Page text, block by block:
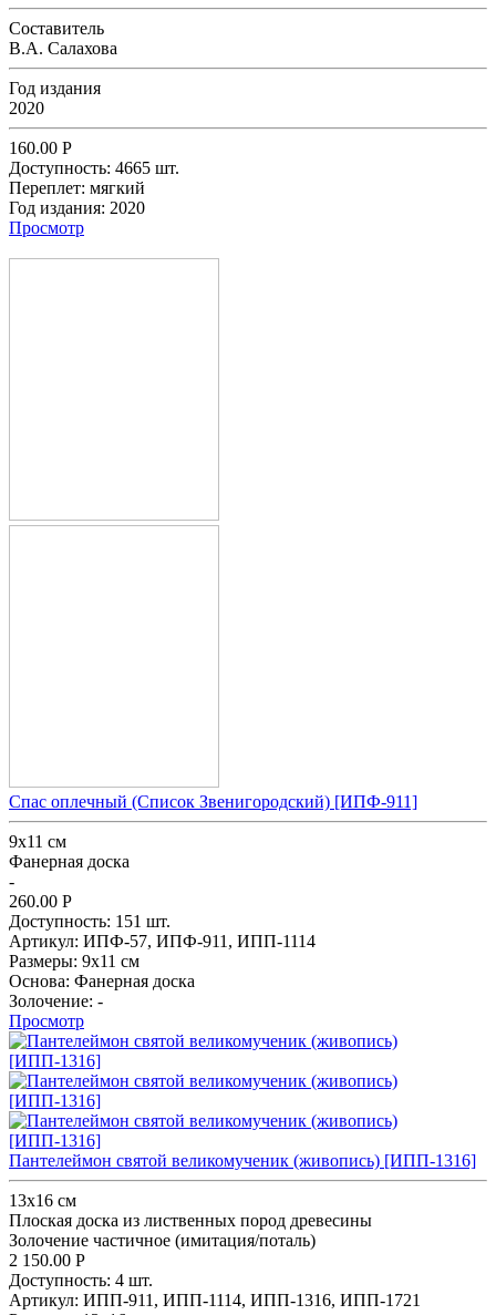
Составитель
В.А. Салахова
Год издания
2020
160.00 Р
Доступность: 4665 шт.
Переплет: мягкий
Год издания: 2020
Просмотр
Спас оплечный (Список Звенигородский) [ИПФ-911]
9х11 см
Фанерная доска
-
260.00 Р
Доступность: 151 шт.
Артикул: ИПФ-57, ИПФ-911, ИПП-1114
Размеры: 9х11 см
Основа: Фанерная доска
Золочение: -
Просмотр
Пантелеймон святой великомученик (живопись) [ИПП-1316]
13x16 см
Плоская доска из лиственных пород древесины
Золочение частичное (имитация/поталь)
2 150.00 Р
Доступность: 4 шт.
Артикул: ИПП-911, ИПП-1114, ИПП-1316, ИПП-1721